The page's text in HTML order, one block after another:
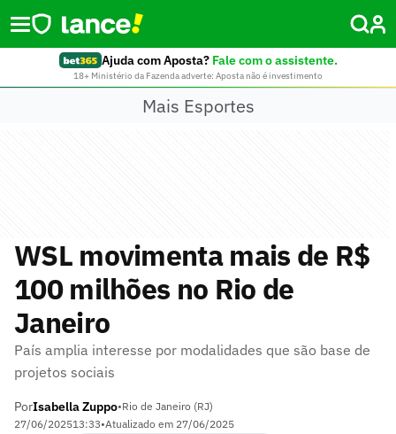
Ajuda com Aposta? Fale com o assistente.
18+ Ministério da Fazenda adverte: Aposta não é investimento
Mais Esportes
WSL movimenta mais de R$
100 milhões no Rio de
Janeiro
País amplia interesse por modalidades que são base de
projetos sociais
PorIsabella Zuppo•Rio de Janeiro (RJ)
27/06/202513:33•Atualizado em 27/06/2025